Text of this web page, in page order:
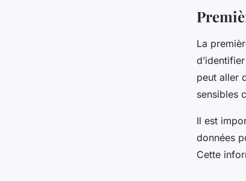
La
peut aller
sensibles
Il est
données
Cette